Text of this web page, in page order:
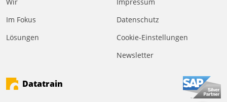
operativen
Instandhaltung in die
deutscher
den Weg vom
Mieteranliegen zum
Im Fokus
Lösungen
Datenschutz
Cookie-Einstellungen
Newsletter
Datatrain